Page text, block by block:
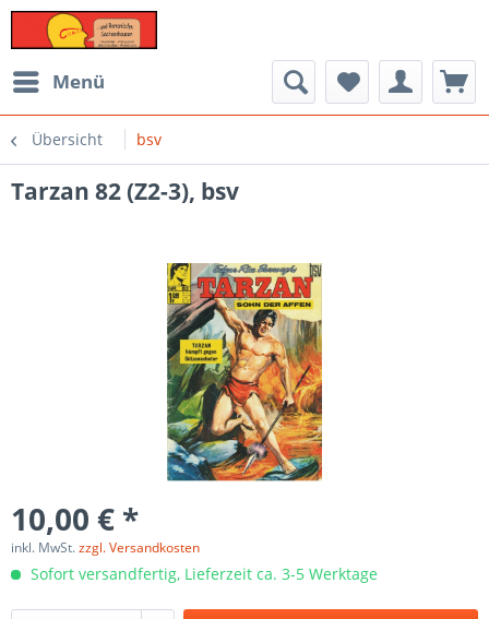
Menü
Übersicht bsv
Tarzan 82 (Z2-3), bsv
10,00 € *
inkl. MwSt.zzgl. Versandkosten
Sofort versandfertig, Lieferzeit ca. 3-5 Werktage